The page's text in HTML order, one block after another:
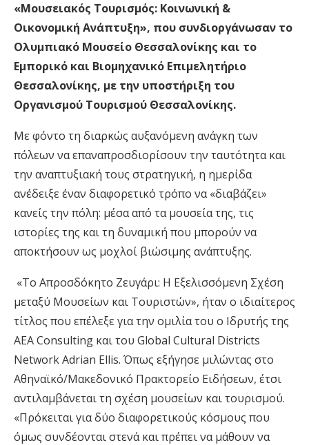
«Μουσειακός Τουρισμός: Κοινωνική &
Οικονομική Ανάπτυξη», που συνδιοργάνωσαν το
Ολυμπιακό Μουσείο Θεσσαλονίκης και το
Εμπορικό και Βιομηχανικό Επιμελητήριο
Θεσσαλονίκης, με την υποστήριξη του
Οργανισμού Τουρισμού Θεσσαλονίκης.
Με φόντο τη διαρκώς αυξανόμενη ανάγκη των
πόλεων να επαναπροσδιορίσουν την ταυτότητα και
την αναπτυξιακή τους στρατηγική, η ημερίδα
ανέδειξε έναν διαφορετικό τρόπο να «διαβάζει»
κανείς την πόλη: μέσα από τα μουσεία της, τις
ιστορίες της και τη δυναμική που μπορούν να
αποκτήσουν ως μοχλοί βιώσιμης ανάπτυξης.
«Το Aπροσδόκητο Ζευγάρι: Η Εξελισσόμενη Σχέση
μεταξύ Μουσείων και Τουριστών», ήταν ο ιδιαίτερος
τίτλος που επέλεξε για την ομιλία του ο Ιδρυτής της
AEA Consulting και του Global Cultural Districts
Network Adrian Ellis. Όπως εξήγησε μιλώντας στο
Αθηναϊκό/Μακεδονικό Πρακτορείο Ειδήσεων, έτσι
αντιλαμβάνεται τη σχέση μουσείων και τουρισμού.
«Πρόκειται για δύο διαφορετικούς κόσμους που
όμως συνδέονται στενά και πρέπει να μάθουν να